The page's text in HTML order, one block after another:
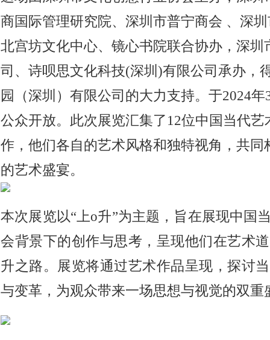
商国际管理研究院、深圳市普宁商会 、深
北宫坊文化中心、镜心书院联合协办，深圳
司、诗呗思文化科技(深圳)有限公司承办，
园（深圳）有限公司的大力支持。于2024
公众开放。此次展览汇集了12位中国当代艺
作，他们各自的艺术风格和独特视角，共同
的艺术盛宴。
本次展览以“上o升”为主题，旨在展现中国
会背景下的创作与思考，呈现他们在艺术
升之路。展览将通过艺术作品呈现，探讨
与变革，为观众带来一场思想与视觉的双重